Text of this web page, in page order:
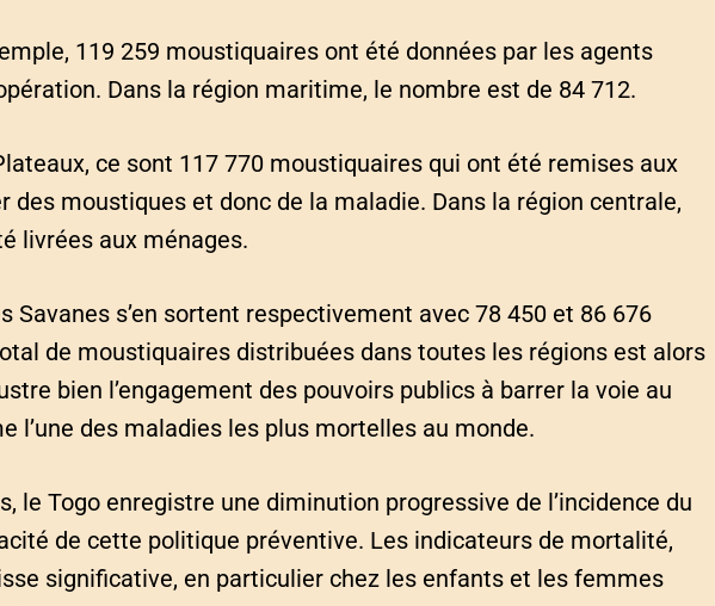
119 259 moustiquaires ont été données par les agents
Dans la région maritime, le nombre est de 84 712.
ce sont 117 770 moustiquaires qui ont été remises aux
des moustiques et donc de la maladie. Dans la région centrale,
livrées aux ménages.
Savanes s’en sortent respectivement avec 78 450 et 86 676
de moustiquaires distribuées dans toutes les régions est alors
bien l’engagement des pouvoirs publics à barrer la voie au
l’une des maladies les plus mortelles au monde.
le Togo enregistre une diminution progressive de l’incidence du
de cette politique préventive. Les indicateurs de mortalité,
significative, en particulier chez les enfants et les femmes